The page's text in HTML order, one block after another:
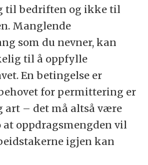
til bedriften og ikke til
Manglende
som du nevner, kan
til å oppfylle
En betingelse er
for permittering er
art – det må altså være
oppdragsmengden vil
igjen kan